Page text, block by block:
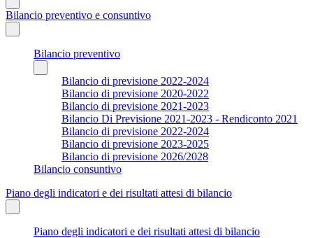
Bilancio preventivo e consuntivo
Bilancio preventivo
Bilancio di previsione 2022-2024
Bilancio di previsione 2020-2022
Bilancio di previsione 2021-2023
Bilancio Di Previsione 2021-2023 - Rendiconto 2021
Bilancio di previsione 2022-2024
Bilancio di previsione 2023-2025
Bilancio di previsione 2026/2028
Bilancio consuntivo
Piano degli indicatori e dei risultati attesi di bilancio
Piano degli indicatori e dei risultati attesi di bilancio